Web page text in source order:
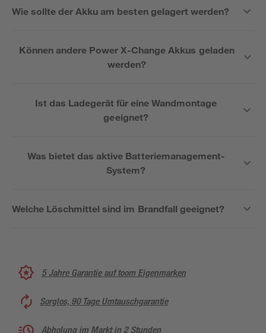
Wie sollte der Akku am besten gelagert werden?
Können andere Power X-Change Akkus geladen
werden?
Ist das Ladegerät für eine Wandmontage
geeignet?
Was bietet das aktive Batteriemanagement-
System?
Welche Löschmittel sind im Brandfall geeignet?
5 Jahre Garantie auf toom Eigenmarken
Sorglos, 90 Tage Umtauschgarantie
Abholung im Markt in 2 Stunden